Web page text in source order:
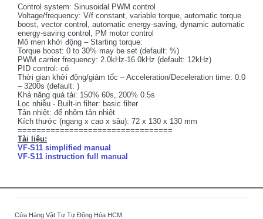
Control system: Sinusoidal PWM control
Voltage/frequency: V/f constant, variable torque, automatic torque
boost, vector control, automatic energy-saving, dynamic automatic
energy-saving control, PM motor control
Mô men khởi động – Starting torque:
Torque boost: 0 to 30% may be set (default: %)
PWM carrier frequency: 2.0kHz-16.0kHz (default: 12kHz)
PID control: có
Thời gian khởi động/giảm tốc – Acceleration/Deceleration time: 0.0
– 3200s (default: )
Khả năng quá tải: 150% 60s, 200% 0.5s
Lọc nhiễu - Built-in filter: basic filter
Tản nhiệt: đế nhôm tản nhiệt
Kích thước (ngang x cao x sâu): 72 x 130 x 130 mm
=================================
Tài liệu:
VF-S11 simplified manual
VF-S11 instruction full manual
Cửa Hàng Vật Tư Tự Động Hóa HCM